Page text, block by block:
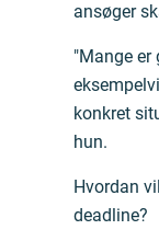
ansøger
"Mange
konkret
hun.
Hvordan
deadline?